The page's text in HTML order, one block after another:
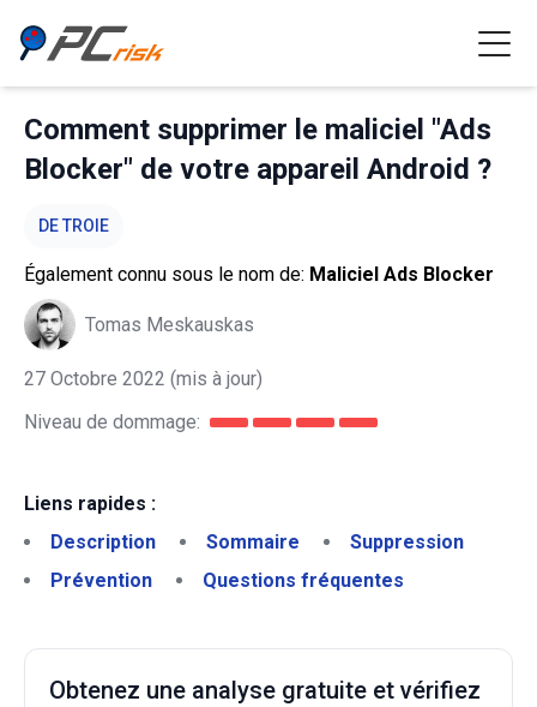
Comment supprimer le maliciel "Ads
Blocker" de votre appareil Android ?
DE TROIE
Également connu sous le nom de: Maliciel Ads Blocker
Tomas Meskauskas
27 Octobre 2022 (mis à jour)
Niveau de dommage:
Liens rapides :
Description
Sommaire
Suppression
Prévention
Questions fréquentes
Obtenez une analyse gratuite et vérifiez